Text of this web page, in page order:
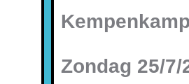
Zondag 25/7/